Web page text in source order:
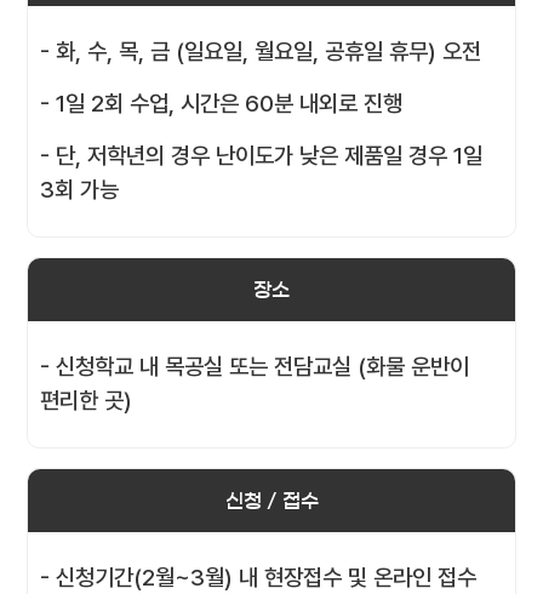
- 화, 수, 목, 금 (일요일, 월요일, 공휴일 휴무) 오전
- 1일 2회 수업, 시간은 60분 내외로 진행
- 단, 저학년의 경우 난이도가 낮은 제품일 경우 1일
3회 가능
장소
- 신청학교 내 목공실 또는 전담교실 (화물 운반이
편리한 곳)
신청 / 접수
- 신청기간(2월~3월) 내 현장접수 및 온라인 접수